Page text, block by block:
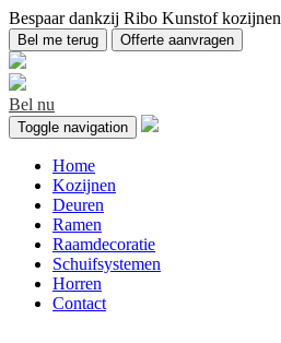
Bespaar dankzij Ribo Kunstof kozijnen
Bel me terug Offerte aanvragen
Bel nu
Toggle navigation
Home
Kozijnen
Deuren
Ramen
Raamdecoratie
Schuifsystemen
Horren
Contact